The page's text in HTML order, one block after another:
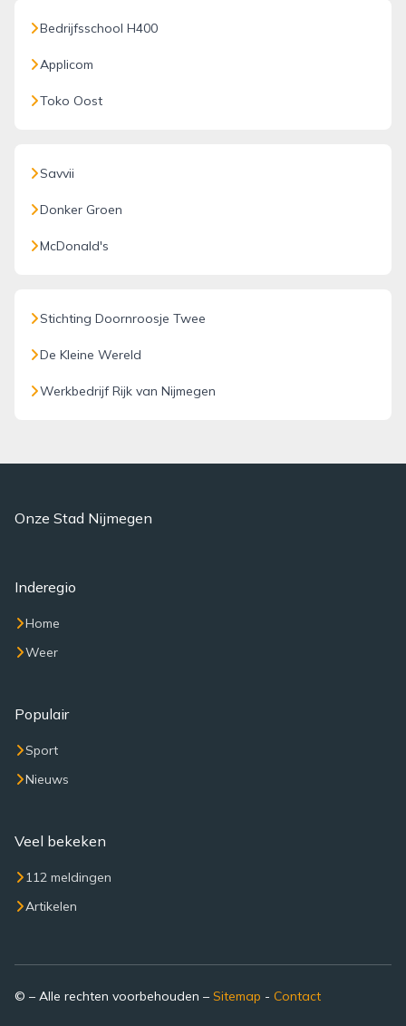
Bedrijfsschool H400
Applicom
Toko Oost
Savvii
Donker Groen
McDonald's
Stichting Doornroosje Twee
De Kleine Wereld
Werkbedrijf Rijk van Nijmegen
Onze Stad Nijmegen
Inderegio
Home
Weer
Populair
Sport
Nieuws
Veel bekeken
112 meldingen
Artikelen
© – Alle rechten voorbehouden – Sitemap - Contact